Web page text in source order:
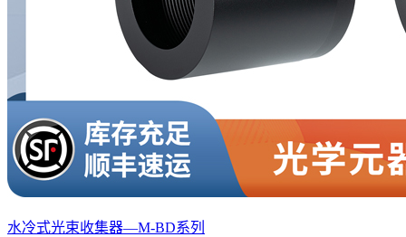
水冷式光束收集器—M-BD系列